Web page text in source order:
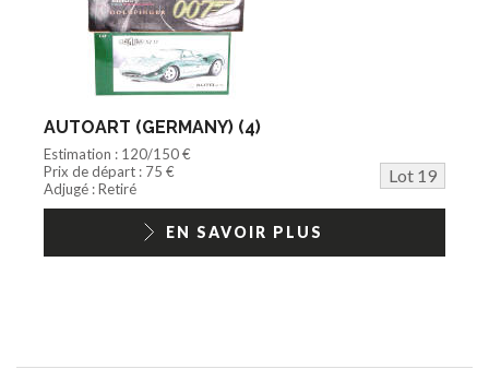
AUTOART (GERMANY) (4)
Estimation : 120/150 €
Prix de départ : 75 €
Lot 19
Adjugé : Retiré
EN SAVOIR PLUS